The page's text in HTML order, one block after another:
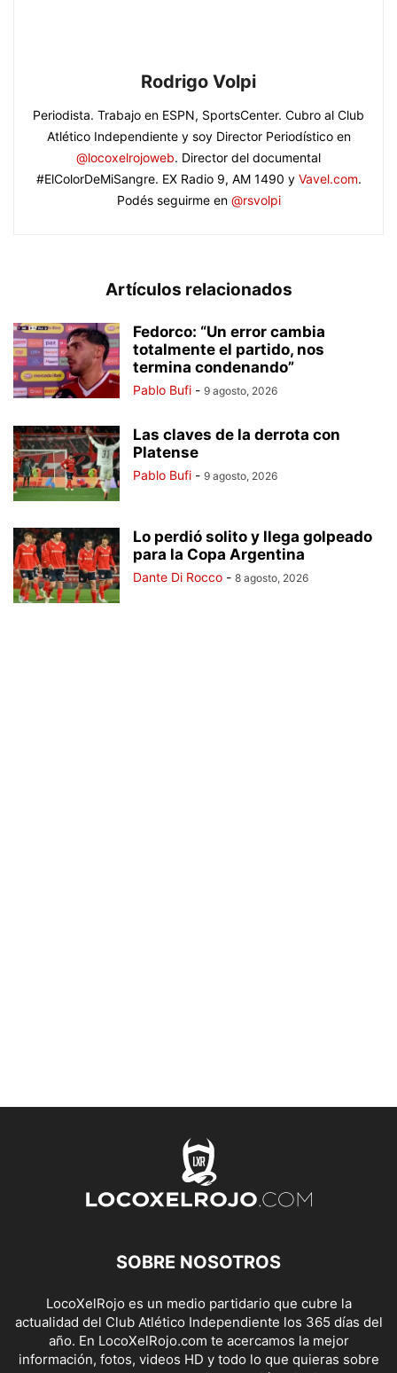
Rodrigo Volpi
Periodista. Trabajo en ESPN, SportsCenter. Cubro al Club
Atlético Independiente y soy Director Periodístico en
@locoxelrojoweb. Director del documental
#ElColorDeMiSangre. EX Radio 9, AM 1490 y Vavel.com.
Podés seguirme en @rsvolpi
Artículos relacionados
Fedorco: “Un error cambia
totalmente el partido, nos
termina condenando”
Pablo Bufi - 9 agosto, 2026
Las claves de la derrota con
Platense
Pablo Bufi - 9 agosto, 2026
Lo perdió solito y llega golpeado
para la Copa Argentina
Dante Di Rocco - 8 agosto, 2026
SOBRE NOSOTROS
LocoXelRojo es un medio partidario que cubre la
actualidad del Club Atlético Independiente los 365 días del
año. En LocoXelRojo.com te acercamos la mejor
información, fotos, videos HD y todo lo que quieras sobre